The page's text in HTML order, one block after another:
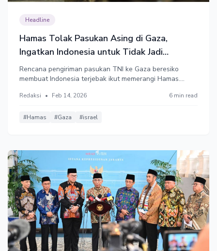
Headline
Hamas Tolak Pasukan Asing di Gaza,
Ingatkan Indonesia untuk Tidak Jadi
Pasukan Pendudukan Baru
Rencana pengiriman pasukan TNI ke Gaza beresiko
membuat Indonesia terjebak ikut memerangi Hamas.
mengakui kemederdekaan Palestina, dan selama puluhan
Redaksi • Feb 14, 2026 6 min read
#Hamas #Gaza #israel